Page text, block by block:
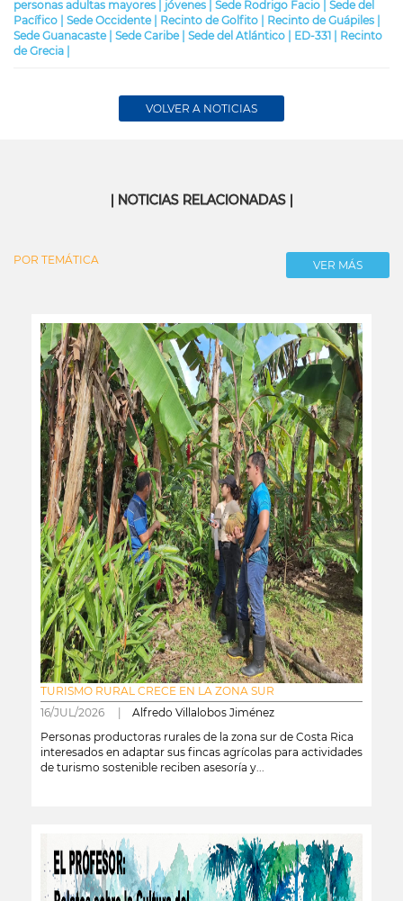
personas adultas mayores | jóvenes | Sede Rodrigo Facio | Sede del
Pacífico | Sede Occidente | Recinto de Golfito | Recinto de Guápiles |
Sede Guanacaste | Sede Caribe | Sede del Atlántico | ED-331 | Recinto
de Grecia |
VOLVER A NOTICIAS
| NOTICIAS RELACIONADAS |
POR TEMÁTICA VER MÁS
TURISMO RURAL CRECE EN LA ZONA SUR
16/JUL/2026 | Alfredo Villalobos Jiménez
Personas productoras rurales de la zona sur de Costa Rica
interesados en adaptar sus fincas agrícolas para actividades
de turismo sostenible reciben asesoría y...